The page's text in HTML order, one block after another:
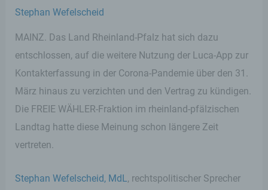
Stephan Wefelscheid
MAINZ. Das Land Rheinland-Pfalz hat sich dazu
entschlossen, auf die weitere Nutzung der Luca-App zur
Kontakterfassung in der Corona-Pandemie über den 31.
März hinaus zu verzichten und den Vertrag zu kündigen.
Die FREIE WÄHLER-Fraktion im rheinland-pfälzischen
Landtag hatte diese Meinung schon längere Zeit
vertreten.
Stephan Wefelscheid, MdL, rechtspolitischer Sprecher